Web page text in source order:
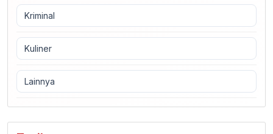
Kriminal
Kuliner
Lainnya